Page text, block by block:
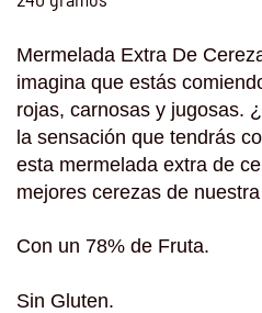
Mermelada Extra De
imagina que estás
rojas, carnosas y jugosas.
la sensación que tendrás
esta mermelada extra de
mejores cerezas de
Con un 78% de Fruta.
Sin Gluten.